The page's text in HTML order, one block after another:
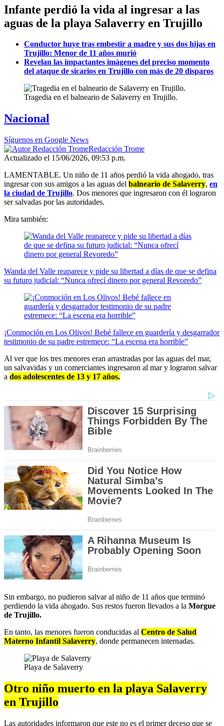
Infante perdió la vida al ingresar a las
aguas de la playa Salaverry en Trujillo
Conductor huye tras embestir a madre y sus dos hijas en
Trujillo: Menor de 11 años murió
Revelan las impactantes imágenes del preciso momento
del ataque de sicarios en Trujillo con más de 20 disparos
Tragedia en el balneario de Salaverry en Trujillo.
Nacional
Síguenos en Google News
Redacción Trome
Actualizado el 15/06/2026, 09:53 p.m.
LAMENTABLE. Un niño de 11 años perdió la vida ahogado, tras
ingresar con sus amigos a las aguas del balneario de Salaverry, en
la ciudad de Trujillo. Dos menores que ingresaron con él lograron
ser salvadas por las autoridades.
Mira también:
Wanda del Valle reaparece y pide su libertad a días de que se defina
su futuro judicial: “Nunca ofrecí dinero por general Revoredo”
¡Conmoción en Los Olivos! Bebé fallece en guardería y desgarrador
testimonio de su padre estremece: “La escena era horrible”
Al ver que los tres menores eran arrastradas por las aguas del mar,
un salvavidas y un comerciantes ingresaron al mar y lograron salvar
a dos adolescentes de 13 y 17 años.
Sin embargo, no pudieron salvar al niño de 11 años que terminó
perdiendo la vida ahogado. Sus restos fueron llevados a la Morgue
de Trujillo.
En tanto, las menores fueron conducidas al Centro de Salud
Materno Infantil Salaverry, donde permanecen internadas.
Playa de Salaverry
Otro niño muerto en la playa Salaverry
en Trujillo
Las autoridades informaron que este no es el primer deceso que se